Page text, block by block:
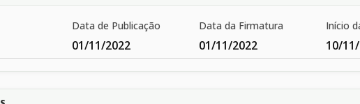
Data de Publicação
01/11/2022
Data da Firmatura
01/11/2022
Início
10/